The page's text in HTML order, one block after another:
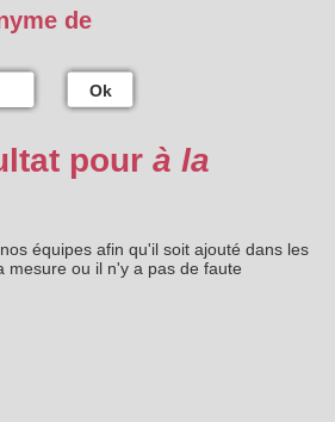
de
Ok
pour à la
équipes afin qu'il soit ajouté dans les
mesure ou il n'y a pas de faute